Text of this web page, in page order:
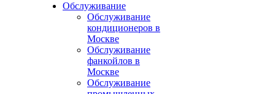
Обслуживание
Обслуживание
кондиционеров в
Москве
Обслуживание
фанкойлов в
Москве
Обслуживание